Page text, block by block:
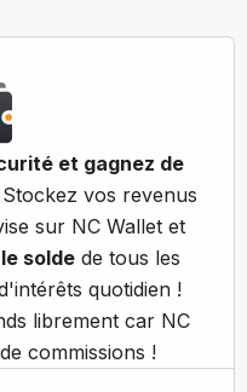
et gagnez de
Stockez vos revenus
sur NC Wallet et
soldede tous les
quotidien !
librement car NC
commissions !